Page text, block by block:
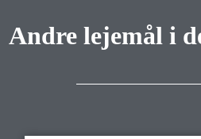
Andre lejemål i